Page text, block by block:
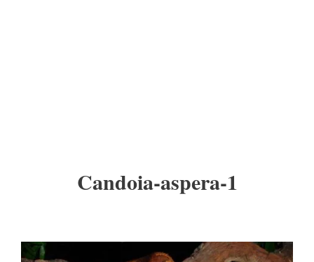
Candoia-aspera-1